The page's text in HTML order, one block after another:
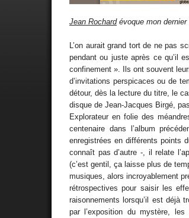
Jean Rochardévoque mon dernier
L’on aurait grand tort de ne pas
pendant ou juste après ce qu’il
confinement ». Ils ont souvent
d’invitations perspicaces ou de
détour, dès la lecture du titre, le
disque de Jean-Jacques Birgé,
Explorateur en folie des
centenaire dans l’album
enregistrées en différents points
connaît pas d’autre -, il relate
(c’est gentil, ça laisse plus de
musiques, alors incroyablement
rétrospectives pour saisir les
raisonnements lorsqu’il est déjà
par l’exposition du mystère,